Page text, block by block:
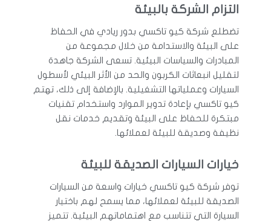
التزام الشركة بالبيئة
تضطلع شركة كيو تاكسي بدور ريادي في الحفاظ
على البيئة والاستدامة من خلال مجموعة من
المبادرات والسياسات البيئية. تسعى الشركة جاهدة
لتقليل انبعاثات الكربون والحد من الأثر البيئي لأسطول
السيارات وعملياتها التشغيلية. بالإضافة إلى ذلك، تهتم
كيو تاكسي بإعادة تدوير الموارد واستخدام تقنيات
مبتكرة للحفاظ على البيئة وتقديم خدمات نقل
نظيفة وصديقة للبيئة لعملائها.
خيارات السيارات الصديقة للبيئة
توفر شركة كيو تاكسي خيارات واسعة من السيارات
الصديقة للبيئة لعملائها، مما يسمح لهم باختيار
السيارة التي تتناسب مع اهتماماتهم البيئية. تتميز